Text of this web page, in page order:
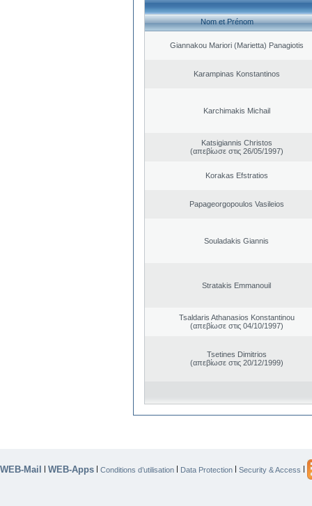
Nom et Prénom
Giannakou Mariori (Marietta) Panagiotis
Karampinas Konstantinos
Karchimakis Michail
Katsigiannis Christos
(απεβίωσε στις 26/05/1997)
Korakas Efstratios
Papageorgopoulos Vasileios
Souladakis Giannis
Stratakis Emmanouil
Tsaldaris Athanasios Konstantinou
(απεβίωσε στις 04/10/1997)
Tsetines Dimitrios
(απεβίωσε στις 20/12/1999)
WEB-Mail | WEB-Apps | Conditions d’utilisation | Data Protection | Security & Access |